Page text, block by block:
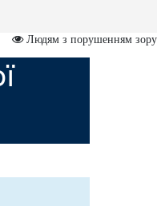
Людям з порушенням зору